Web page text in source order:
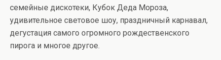
семейные дискотеки, Кубок Деда Мороза,
удивительное световое шоу, праздничный карнавал,
дегустация самого огромного рождественского
пирога и многое другое.